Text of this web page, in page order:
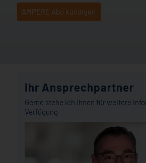
AMPERE Abo kündigen
Ihr Ansprechpartner
Gerne stehe ich Ihnen für weitere
Verfügung